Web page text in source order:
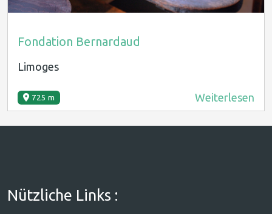
Fondation Bernardaud
Limoges
725 m Weiterlesen
Nützliche Links :